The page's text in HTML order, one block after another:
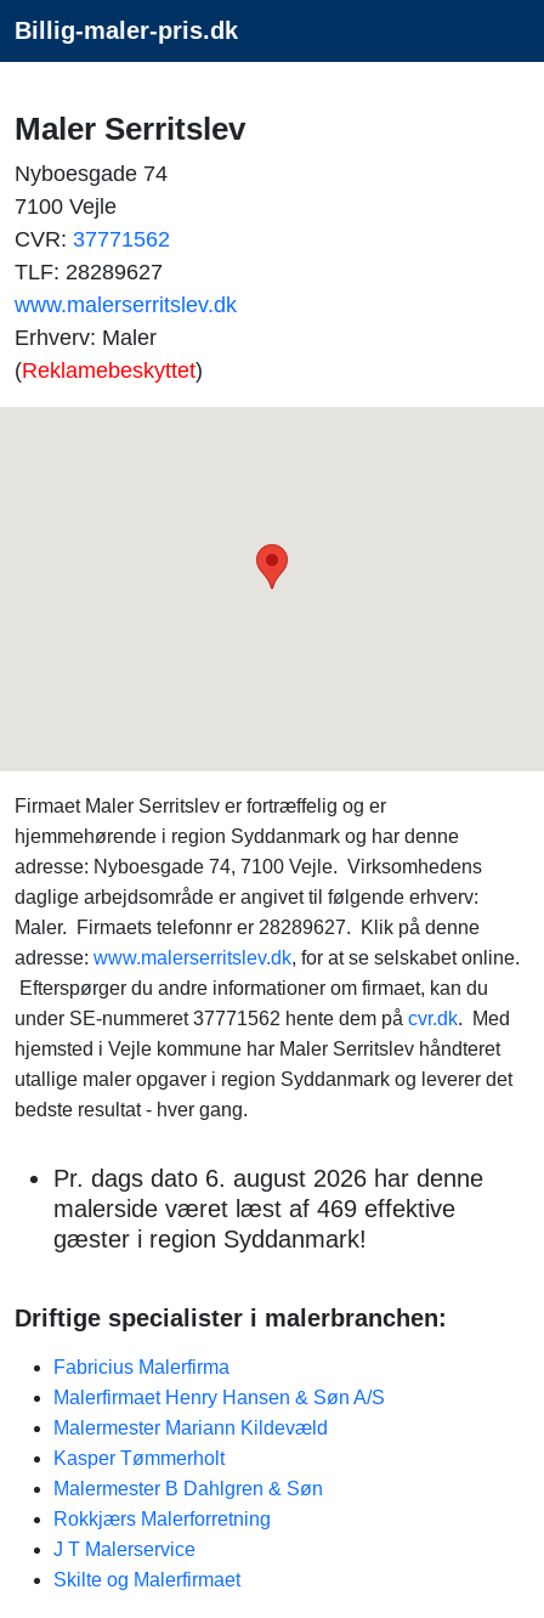
Billig-maler-pris.dk
Maler Serritslev
Nyboesgade 74
7100 Vejle
CVR: 37771562
TLF: 28289627
www.malerserritslev.dk
Erhverv: Maler
(Reklamebeskyttet)
Firmaet Maler Serritslev er fortræffelig og er
hjemmehørende i region Syddanmark og har denne
adresse: Nyboesgade 74, 7100 Vejle. Virksomhedens
daglige arbejdsområde er angivet til følgende erhverv:
Maler. Firmaets telefonnr er 28289627. Klik på denne
adresse: www.malerserritslev.dk, for at se selskabet online.
Efterspørger du andre informationer om firmaet, kan du
under SE-nummeret 37771562 hente dem på cvr.dk. Med
hjemsted i Vejle kommune har Maler Serritslev håndteret
utallige maler opgaver i region Syddanmark og leverer det
bedste resultat - hver gang.
Pr. dags dato 6. august 2026 har denne
malerside været læst af 469 effektive
gæster i region Syddanmark!
Driftige specialister i malerbranchen:
Fabricius Malerfirma
Malerfirmaet Henry Hansen & Søn A/S
Malermester Mariann Kildevæld
Kasper Tømmerholt
Malermester B Dahlgren & Søn
Rokkjærs Malerforretning
J T Malerservice
Skilte og Malerfirmaet